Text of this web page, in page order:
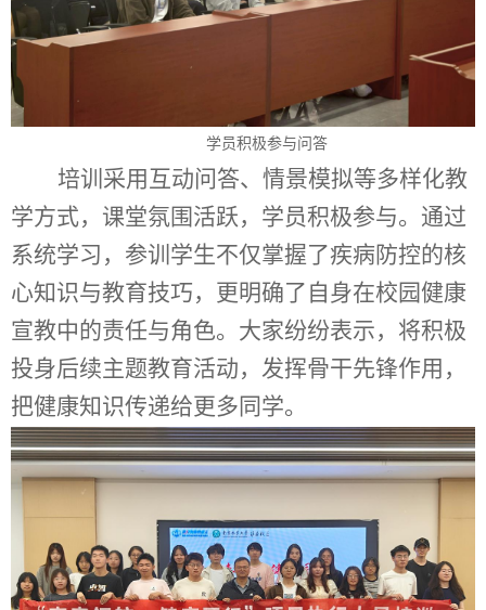
学员积极参与问答
培训采用互动问答、情景模拟等多样化教
学方式，课堂氛围活跃，学员积极参与。通过
系统学习，参训学生不仅掌握了疾病防控的核
心知识与教育技巧，更明确了自身在校园健康
宣教中的责任与角色。大家纷纷表示，将积极
投身后续主题教育活动，发挥骨干先锋作用，
把健康知识传递给更多同学。